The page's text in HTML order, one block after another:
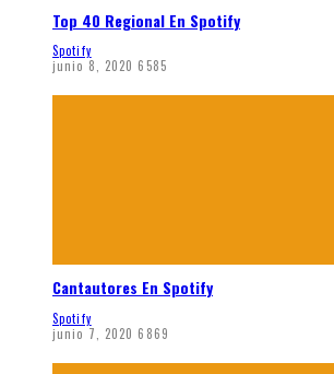
Top 40 Regional En Spotify
Spotify
junio 8, 2020 6585
Cantautores En Spotify
Spotify
junio 7, 2020 6869